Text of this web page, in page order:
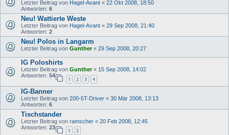
Letzter Beitrag von Hagel-Avant « 22 Okt 2008, 18:50
Antworten: 6
Neu! Wattierte Weste
Letzter Beitrag von Hagel-Avant « 29 Sep 2008, 21:40
Antworten: 2
Neu! Polos in Langarm
Letzter Beitrag von Gunther« 29 Sep 2008, 20:27
IG Poloshirts
Letzter Beitrag von Gunther« 15 Sep 2008, 14:02
Antworten: 54
1 2 3 4
IG-Banner
Letzter Beitrag von 200-5T-Driver « 30 Mär 2008, 13:13
Antworten: 6
Tischstander
Letzter Beitrag von ramscher « 20 Feb 2008, 12:45
Antworten: 23
1 2